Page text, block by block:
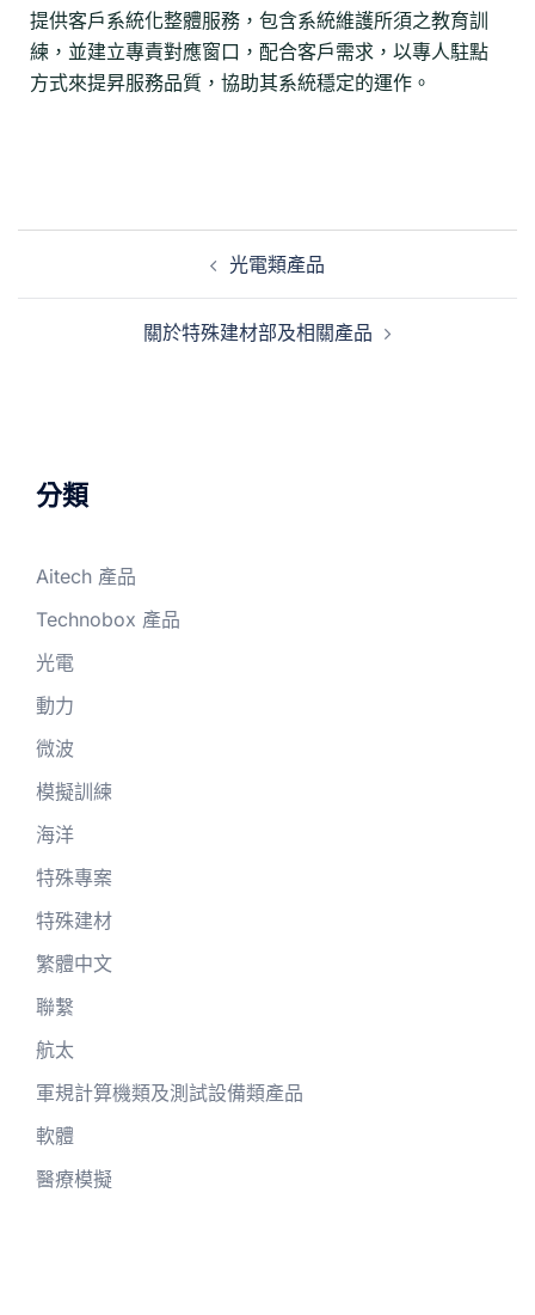
提供客戶系統化整體服務，包含系統維護所須之教育訓
練，並建立專責對應窗口，配合客戶需求，以專人駐點
方式來提昇服務品質，協助其系統穩定的運作。
光電類產品
關於特殊建材部及相關產品
分類
Aitech 產品
Technobox 產品
光電
動力
微波
模擬訓練
海洋
特殊專案
特殊建材
繁體中文
聯繫
航太
軍規計算機類及測試設備類產品
軟體
醫療模擬